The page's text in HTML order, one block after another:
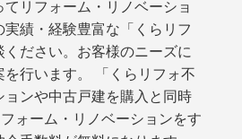
リフォーム・リノベーショ
実績・経験豊富な「くらリフ
ください。お客様のニーズに
行います。 「くらリフォ不
ョンや中古戸建を購入と同時
ォーム・リノベーションをす